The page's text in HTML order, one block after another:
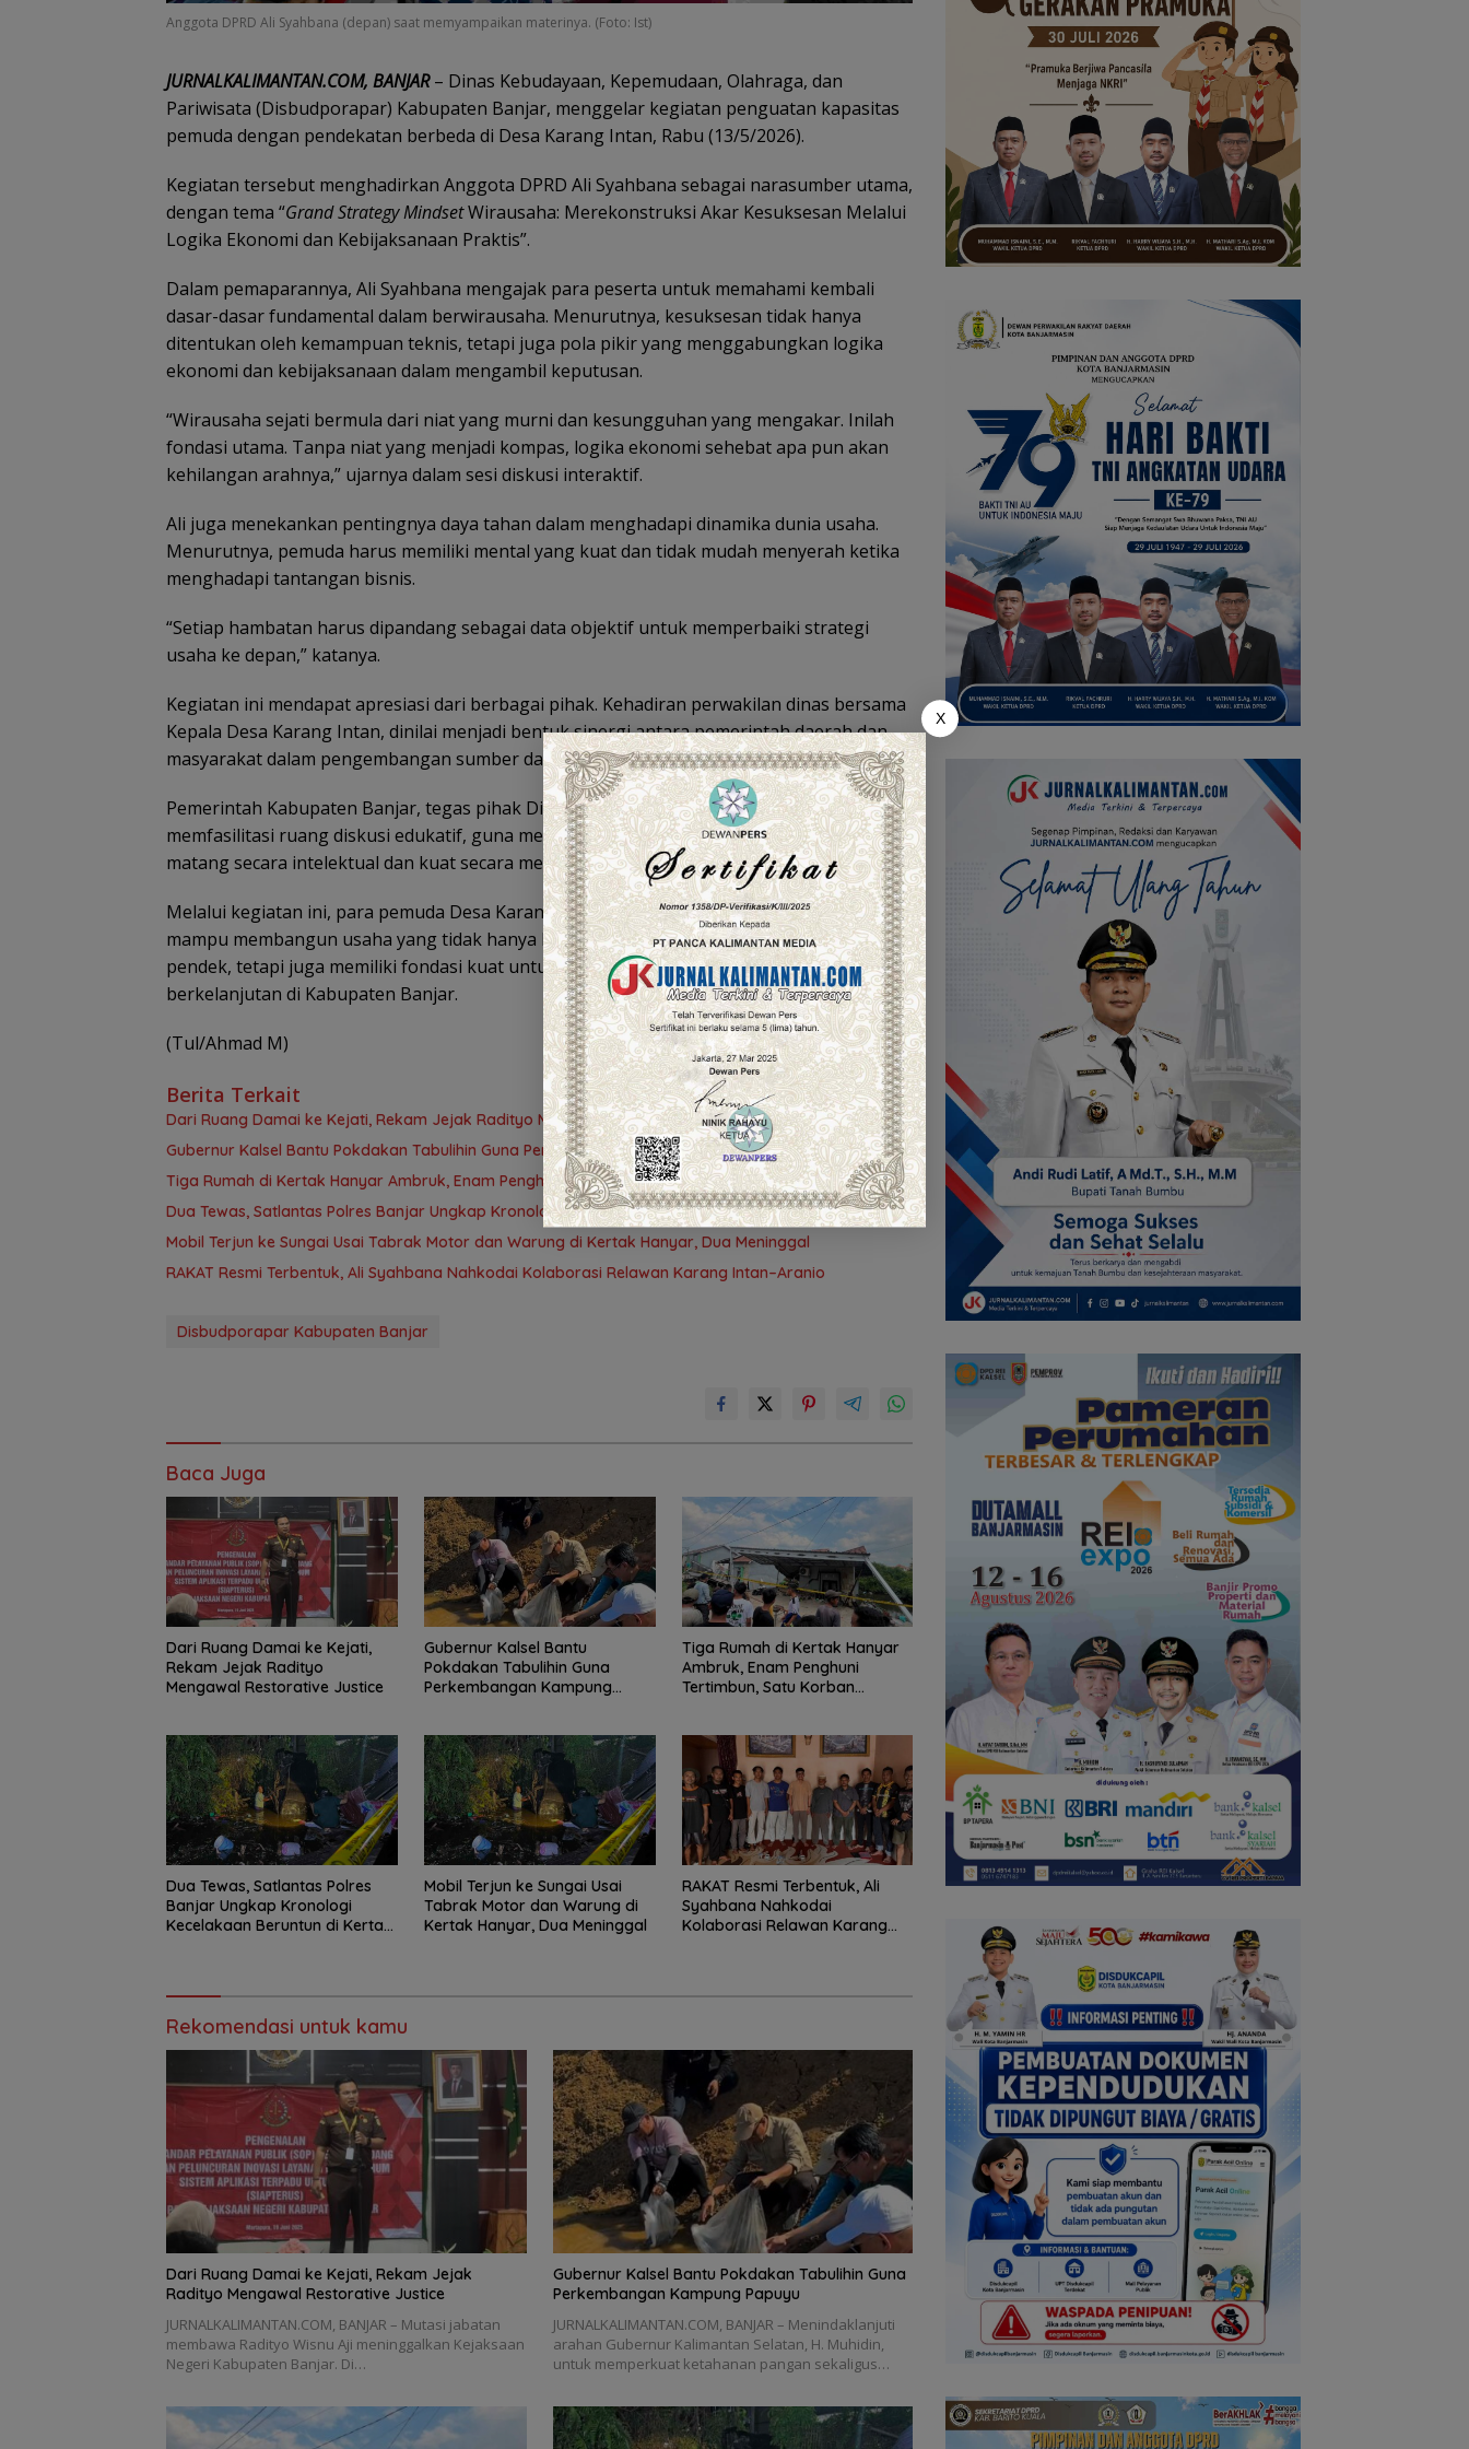
Anggota DPRD Ali Syahbana (depan) saat memyampaikan materinya. (Foto: Ist)
JURNALKALIMANTAN.COM, BANJAR– Dinas Kebudayaan, Kepemudaan, Olahraga, dan
Pariwisata (Disbudporapar) Kabupaten Banjar, menggelar kegiatan penguatan kapasitas
pemuda dengan pendekatan berbeda di Desa Karang Intan, Rabu (13/5/2026).
Kegiatan tersebut menghadirkan Anggota DPRD Ali Syahbana sebagai narasumber utama,
dengan tema “Grand Strategy MindsetWirausaha: Merekonstruksi Akar Kesuksesan Melalui
Logika Ekonomi dan Kebijaksanaan Praktis”.
Dalam pemaparannya, Ali Syahbana mengajak para peserta untuk memahami kembali
dasar-dasar fundamental dalam berwirausaha. Menurutnya, kesuksesan tidak hanya
ditentukan oleh kemampuan teknis, tetapi juga pola pikir yang menggabungkan logika
ekonomi dan kebijaksanaan dalam mengambil keputusan.
“Wirausaha sejati bermula dari niat yang murni dan kesungguhan yang mengakar. Inilah
fondasi utama. Tanpa niat yang menjadi kompas, logika ekonomi sehebat apa pun akan
kehilangan arahnya,” ujarnya dalam sesi diskusi interaktif.
Ali juga menekankan pentingnya daya tahan dalam menghadapi dinamika dunia usaha.
Menurutnya, pemuda harus memiliki mental yang kuat dan tidak mudah menyerah ketika
menghadapi tantangan bisnis.
“Setiap hambatan harus dipandang sebagai data objektif untuk memperbaiki strategi
usaha ke depan,” katanya.
Kegiatan ini mendapat apresiasi dari berbagai pihak. Kehadiran perwakilan dinas bersama
Kepala Desa Karang Intan, dinilai menjadi bentuk sinergi antara pemerintah daerah dan
masyarakat dalam pengembangan sumber daya manusia di tingkat desa.
Pemerintah Kabupaten Banjar, tegas pihak Disbudporapar, berkomitmen terus
memfasilitasi ruang diskusi edukatif, guna menciptakan ekosistem wirausaha yang
matang secara intelektual dan kuat secara mental.
Melalui kegiatan ini, para pemuda Desa Karang Intan, diharapkan pihak Disbudporapar,
mampu membangun usaha yang tidak hanya berorientasi pada keuntungan jangka
pendek, tetapi juga memiliki fondasi kuat untuk tumbuh menjadi pilar ekonomi
berkelanjutan di Kabupaten Banjar.
(Tul/Ahmad M)
Berita Terkait
Dari Ruang Damai ke Kejati, Rekam Jejak Radityo Mengawal Restorative Justice
Gubernur Kalsel Bantu Pokdakan Tabulihin Guna Perkembangan Kampung Papuyu
Tiga Rumah di Kertak Hanyar Ambruk, Enam Penghuni Tertimbun, Satu Korban Meninggal Dunia
Dua Tewas, Satlantas Polres Banjar Ungkap Kronologi Kecelakaan Beruntun di Kertak Hanyar
Mobil Terjun ke Sungai Usai Tabrak Motor dan Warung di Kertak Hanyar, Dua Meninggal
RAKAT Resmi Terbentuk, Ali Syahbana Nahkodai Kolaborasi Relawan Karang Intan–Aranio
Disbudporapar Kabupaten Banjar
Baca Juga
Dari Ruang Damai ke Kejati,
Rekam Jejak Radityo
Mengawal Restorative Justice
Gubernur Kalsel Bantu
Pokdakan Tabulihin Guna
Perkembangan Kampung
Tiga Rumah di Kertak Hanyar
Ambruk, Enam Penghuni
Tertimbun, Satu Korban
Dua Tewas, Satlantas Polres
Banjar Ungkap Kronologi
Kecelakaan Beruntun di Kertak
Mobil Terjun ke Sungai Usai
Tabrak Motor dan Warung di
Kertak Hanyar, Dua Meninggal
RAKAT Resmi Terbentuk, Ali
Syahbana Nahkodai
Kolaborasi Relawan Karang
Rekomendasi untuk kamu
Dari Ruang Damai ke Kejati, Rekam Jejak
Radityo Mengawal Restorative Justice
JURNALKALIMANTAN.COM, BANJAR – Mutasi jabatan
membawa Radityo Wisnu Aji meninggalkan Kejaksaan
Negeri Kabupaten Banjar. Di…
Gubernur Kalsel Bantu Pokdakan Tabulihin Guna
Perkembangan Kampung Papuyu
JURNALKALIMANTAN.COM, BANJAR – Menindaklanjuti
arahan Gubernur Kalimantan Selatan, H. Muhidin,
untuk memperkuat ketahanan pangan sekaligus…
X